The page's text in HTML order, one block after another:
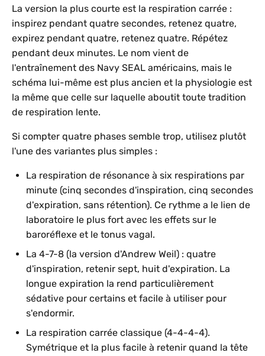
La version la plus courte est la respiration carrée :
inspirez pendant quatre secondes, retenez quatre,
expirez pendant quatre, retenez quatre. Répétez
pendant deux minutes. Le nom vient de
l'entraînement des Navy SEAL américains, mais le
schéma lui-même est plus ancien et la physiologie est
la même que celle sur laquelle aboutit toute tradition
de respiration lente.
Si compter quatre phases semble trop, utilisez plutôt
l'une des variantes plus simples :
La respiration de résonance à six respirations par
minute (cinq secondes d'inspiration, cinq secondes
d'expiration, sans rétention). Ce rythme a le lien de
laboratoire le plus fort avec les effets sur le
baroréflexe et le tonus vagal.
La 4-7-8 (la version d'Andrew Weil) : quatre
d'inspiration, retenir sept, huit d'expiration. La
longue expiration la rend particulièrement
sédative pour certains et facile à utiliser pour
s'endormir.
La respiration carrée classique (4-4-4-4).
Symétrique et la plus facile à retenir quand la tête